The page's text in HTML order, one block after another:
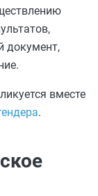
документ,
вместе
.